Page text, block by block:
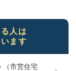
人は
ます
（市営住宅